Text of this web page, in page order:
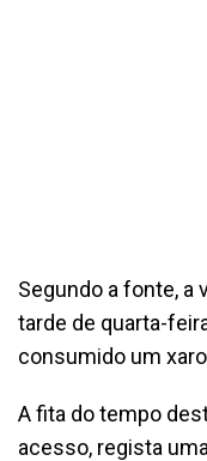
Segundo a fonte, a
tarde de quarta-
consumido um
A fita do tempo
acesso, regista